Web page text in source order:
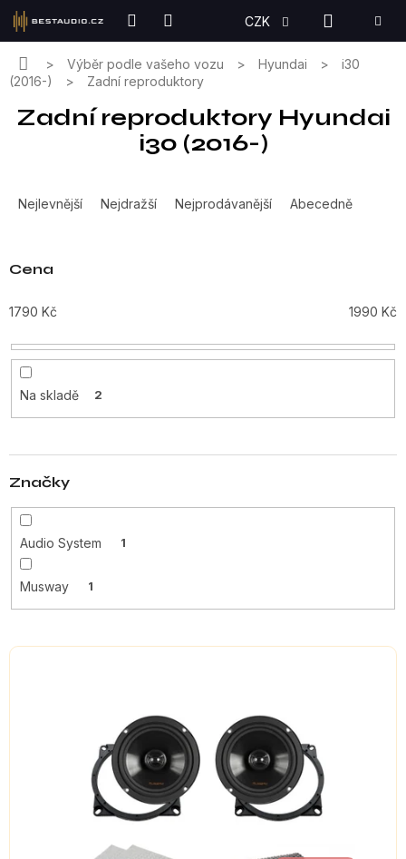
Přejít
obsah
CZK
KOŠÍK
DomůVýběr podle vašeho vozu Hyundai
i30
(2016-)
Zadní reproduktory
Zadní reproduktory Hyundai
i30 (2016-)
a
n
í
r
o
d
u
t
Nejlevnější Nejdražší Nejprodávanější Abecedně
Cena
1790 Kč 1990 Kč
Na skladě 2
Značky
Audio System 1
Musway 1
V